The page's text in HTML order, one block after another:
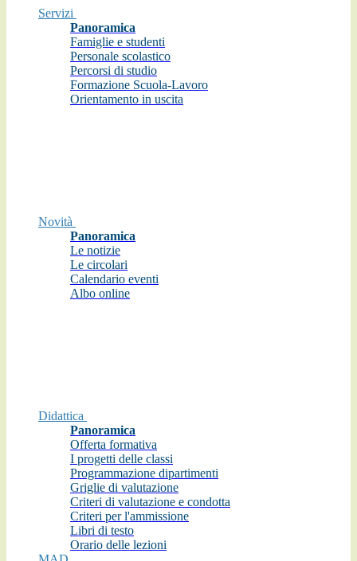
Servizi
Panoramica
Famiglie e studenti
Personale scolastico
Percorsi di studio
Formazione Scuola-Lavoro
Orientamento in uscita
Novità
Panoramica
Le notizie
Le circolari
Calendario eventi
Albo online
Didattica
Panoramica
Offerta formativa
I progetti delle classi
Programmazione dipartimenti
Griglie di valutazione
Criteri di valutazione e condotta
Criteri per l'ammissione
Libri di testo
Orario delle lezioni